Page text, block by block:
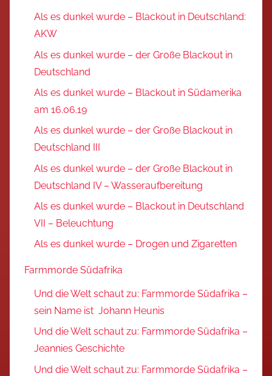
Als es dunkel wurde – Blackout in Deutschland:
AKW
Als es dunkel wurde – der Große Blackout in
Deutschland
Als es dunkel wurde – Blackout in Südamerika
am 16.06.19
Als es dunkel wurde – der Große Blackout in
Deutschland III
Als es dunkel wurde – der Große Blackout in
Deutschland IV – Wasseraufbereitung
Als es dunkel wurde – Blackout in Deutschland
VII – Beleuchtung
Als es dunkel wurde – Drogen und Zigaretten
Farmmorde Südafrika
Und die Welt schaut zu: Farmmorde Südafrika –
sein Name ist Johann Heunis
Und die Welt schaut zu: Farmmorde Südafrika –
Jeannies Geschichte
Und die Welt schaut zu: Farmmorde Südafrika –